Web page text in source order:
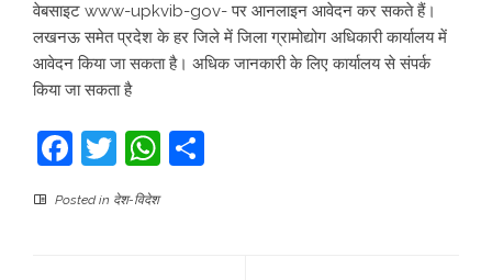
वेबसाइट www-upkvib-gov- पर आनलाइन आवेदन कर सकते हैं।
लखनऊ समेत प्रदेश के हर जिले में जिला ग्रामोद्योग अधिकारी कार्यालय में
आवेदन किया जा सकता है। अधिक जानकारी के लिए कार्यालय से संपर्क
किया जा सकता है
Facebook
TwitterWhatsApp
Posted in देश-विदेश